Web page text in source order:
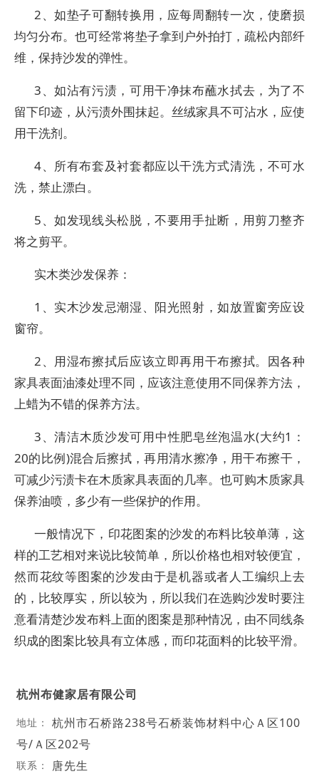
2、如垫子可翻转换用，应每周翻转一次，使磨损
均匀分布。也可经常将垫子拿到户外拍打，疏松内部纤
维，保持沙发的弹性。
3、如沾有污渍，可用干净抹布蘸水拭去，为了不
留下印迹，从污渍外围抹起。丝绒家具不可沾水，应使
用干洗剂。
4、所有布套及衬套都应以干洗方式清洗，不可水
洗，禁止漂白。
5、如发现线头松脱，不要用手扯断，用剪刀整齐
将之剪平。
实木类沙发保养：
1、实木沙发忌潮湿、阳光照射，如放置窗旁应设
窗帘。
2、用湿布擦拭后应该立即再用干布擦拭。因各种
家具表面油漆处理不同，应该注意使用不同保养方法，
上蜡为不错的保养方法。
3、清洁木质沙发可用中性肥皂丝泡温水(大约1：
20的比例)混合后擦拭，再用清水擦净，用干布擦干，
可减少污渍卡在木质家具表面的几率。也可购木质家具
保养油喷，多少有一些保护的作用。
一般情况下，印花图案的沙发的布料比较单薄，这
样的工艺相对来说比较简单，所以价格也相对较便宜，
然而花纹等图案的沙发由于是机器或者人工编织上去
的，比较厚实，所以较为，所以我们在选购沙发时要注
意看清楚沙发布料上面的图案是那种情况，由不同线条
织成的图案比较具有立体感，而印花面料的比较平滑。
杭州布健家居有限公司
地址：
杭州市石桥路238号石桥装饰材料中心Ａ区100
号/Ａ区202号
联系：
唐先生